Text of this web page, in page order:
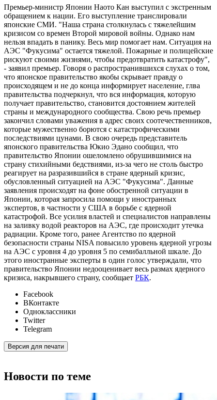
Премьер-министр Японии Наото Кан выступил с экстренным
обращением к нации. Его выступление транслировали
японские СМИ. "Наша страна столкнулась с тяжелейшим
кризисом со времен Второй мировой войны. Однако нам
нельзя впадать в панику. Весь мир помогает нам. Ситуация на
АЭС "Фукусима" остается тяжелой. Пожарные и полицейские
рискуют своими жизнями, чтобы предотвратить катастрофу",
- заявил премьер. Говоря о распространившихся слухах о том,
что японское правительство якобы скрывает правду о
происходящем и не до конца информирует население, глва
правительства подчеркнул, что вся информация, которую
получает правительство, становится достоянием жителей
страны и международного сообщества. Свою речь премьер
закончил словами уважения в адрес своих соотечественников,
которые мужественно борются с катастрофическими
последствиями цунами. В свою очередь представитель
японского правительства Юкио Эдано сообщил, что
правительство Японии ошеломлено обрушившимися на
страну стихийными бедствиями, из-за чего не столь быстро
реагирует на разразившийся в стране ядерный кризис,
обусловленный ситуацией на АЭС "Фукусима". Данные
заявления происходят на фоне обостренной ситуации в
Японии, которая запросила помощи у иностранных
экспертов, в частности у США в борьбе с ядерной
катастрофой. Все усилия властей и специалистов направлены
на заливку водой реакторов на АЭС, где происходит утечка
радиации. Кроме того, ранее Агентство по ядерной
безопасности страны NISA повысило уровень ядерной угрозы
на АЭС с уровня 4 до уровня 5 по семибалльной шкале. До
этого иностранные эксперты в один голос утверждали, что
правительство Японии недооценивает весь размах ядерного
кризиса, накрывшего страну, сообщает РБК.
Facebook
ВКонтакте
Одноклассники
Twitter
Telegram
Версия для печати
Новости по теме